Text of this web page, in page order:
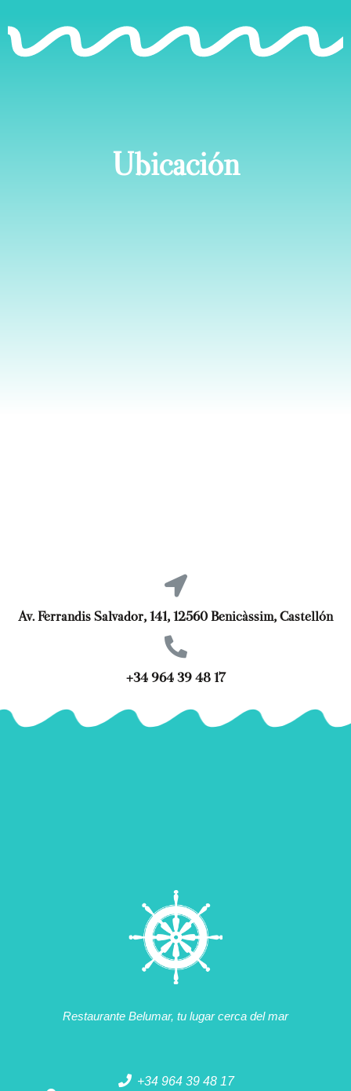
Ubicación
Av. Ferrandis Salvador, 141, 12560 Benicàssim, Castellón
+34 964 39 48 17
Restaurante Belumar, tu lugar cerca del mar
+34 964 39 48 17